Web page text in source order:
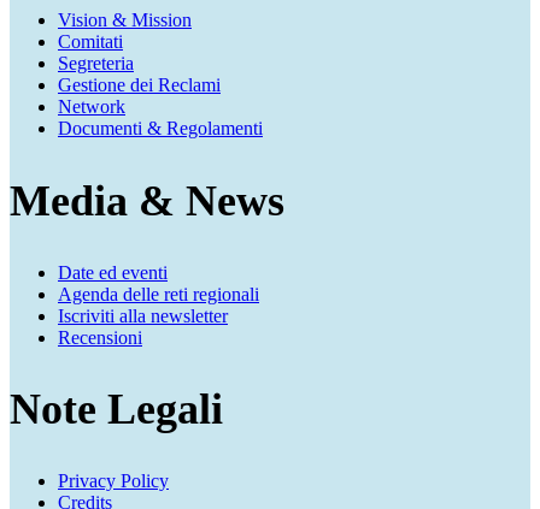
Vision & Mission
Comitati
Segreteria
Gestione dei Reclami
Network
Documenti & Regolamenti
Media & News
Date ed eventi
Agenda delle reti regionali
Iscriviti alla newsletter
Recensioni
Note Legali
Privacy Policy
Credits